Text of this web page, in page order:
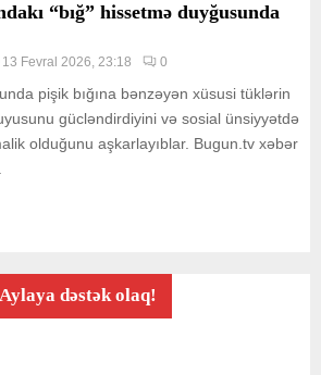
“bığ” hissetmə duyğusunda
13 Fevral 2026, 23:18 0
pişik bığına bənzəyən xüsusi tüklərin
gücləndirdiyini və sosial ünsiyyətdə
olduğunu aşkarlayıblar. Bugun.tv xəbər
Aylaya dəstək olaq!